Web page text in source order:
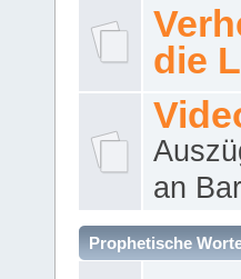
die
an
Prophetische